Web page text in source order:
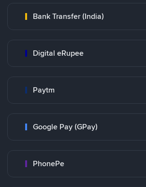
Bank Transfer (India)
Digital eRupee
Paytm
Google Pay (GPay)
PhonePe